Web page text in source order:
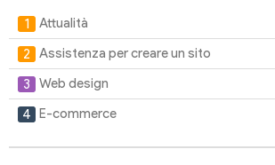
Attualità
Assistenza per creare un sito
Web design
E-commerce